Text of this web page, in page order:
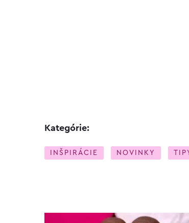
Kategórie:
INŠPIRÁCIE NOVINKY